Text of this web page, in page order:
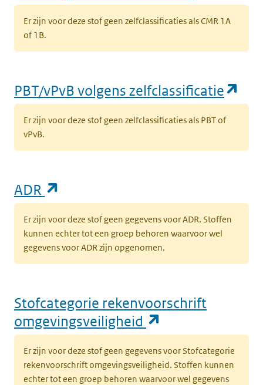
Er zijn voor deze stof geen zelfclassificaties als CMR 1A
of 1B.
PBT/vPvB volgens zelfclassificatie
Er zijn voor deze stof geen zelfclassificaties als PBT of
vPvB.
ADR
Er zijn voor deze stof geen gegevens voor ADR. Stoffen
kunnen echter tot een groep behoren waarvoor wel
gegevens voor ADR zijn opgenomen.
Stofcategorie rekenvoorschrift
omgevingsveiligheid
Er zijn voor deze stof geen gegevens voor Stofcategorie
rekenvoorschrift omgevingsveiligheid. Stoffen kunnen
echter tot een groep behoren waarvoor wel gegevens